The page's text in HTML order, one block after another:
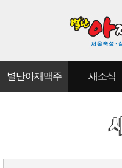
별난아재맥주 새소식